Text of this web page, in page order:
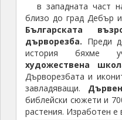
в западната част
близо до град Дебър и
Българската
дърворезба. Преди
история бяхме
художествена
Дърворезбата и
завладяващи.
библейски сюжети и
растения. Изработен е